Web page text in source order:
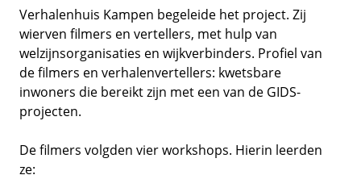
Verhalenhuis Kampen begeleide het project. Zij
wierven filmers en vertellers, met hulp van
welzijnsorganisaties en wijkverbinders. Profiel van
de filmers en verhalenvertellers: kwetsbare
inwoners die bereikt zijn met een van de GIDS-
projecten.
De filmers volgden vier workshops. Hierin leerden
ze: